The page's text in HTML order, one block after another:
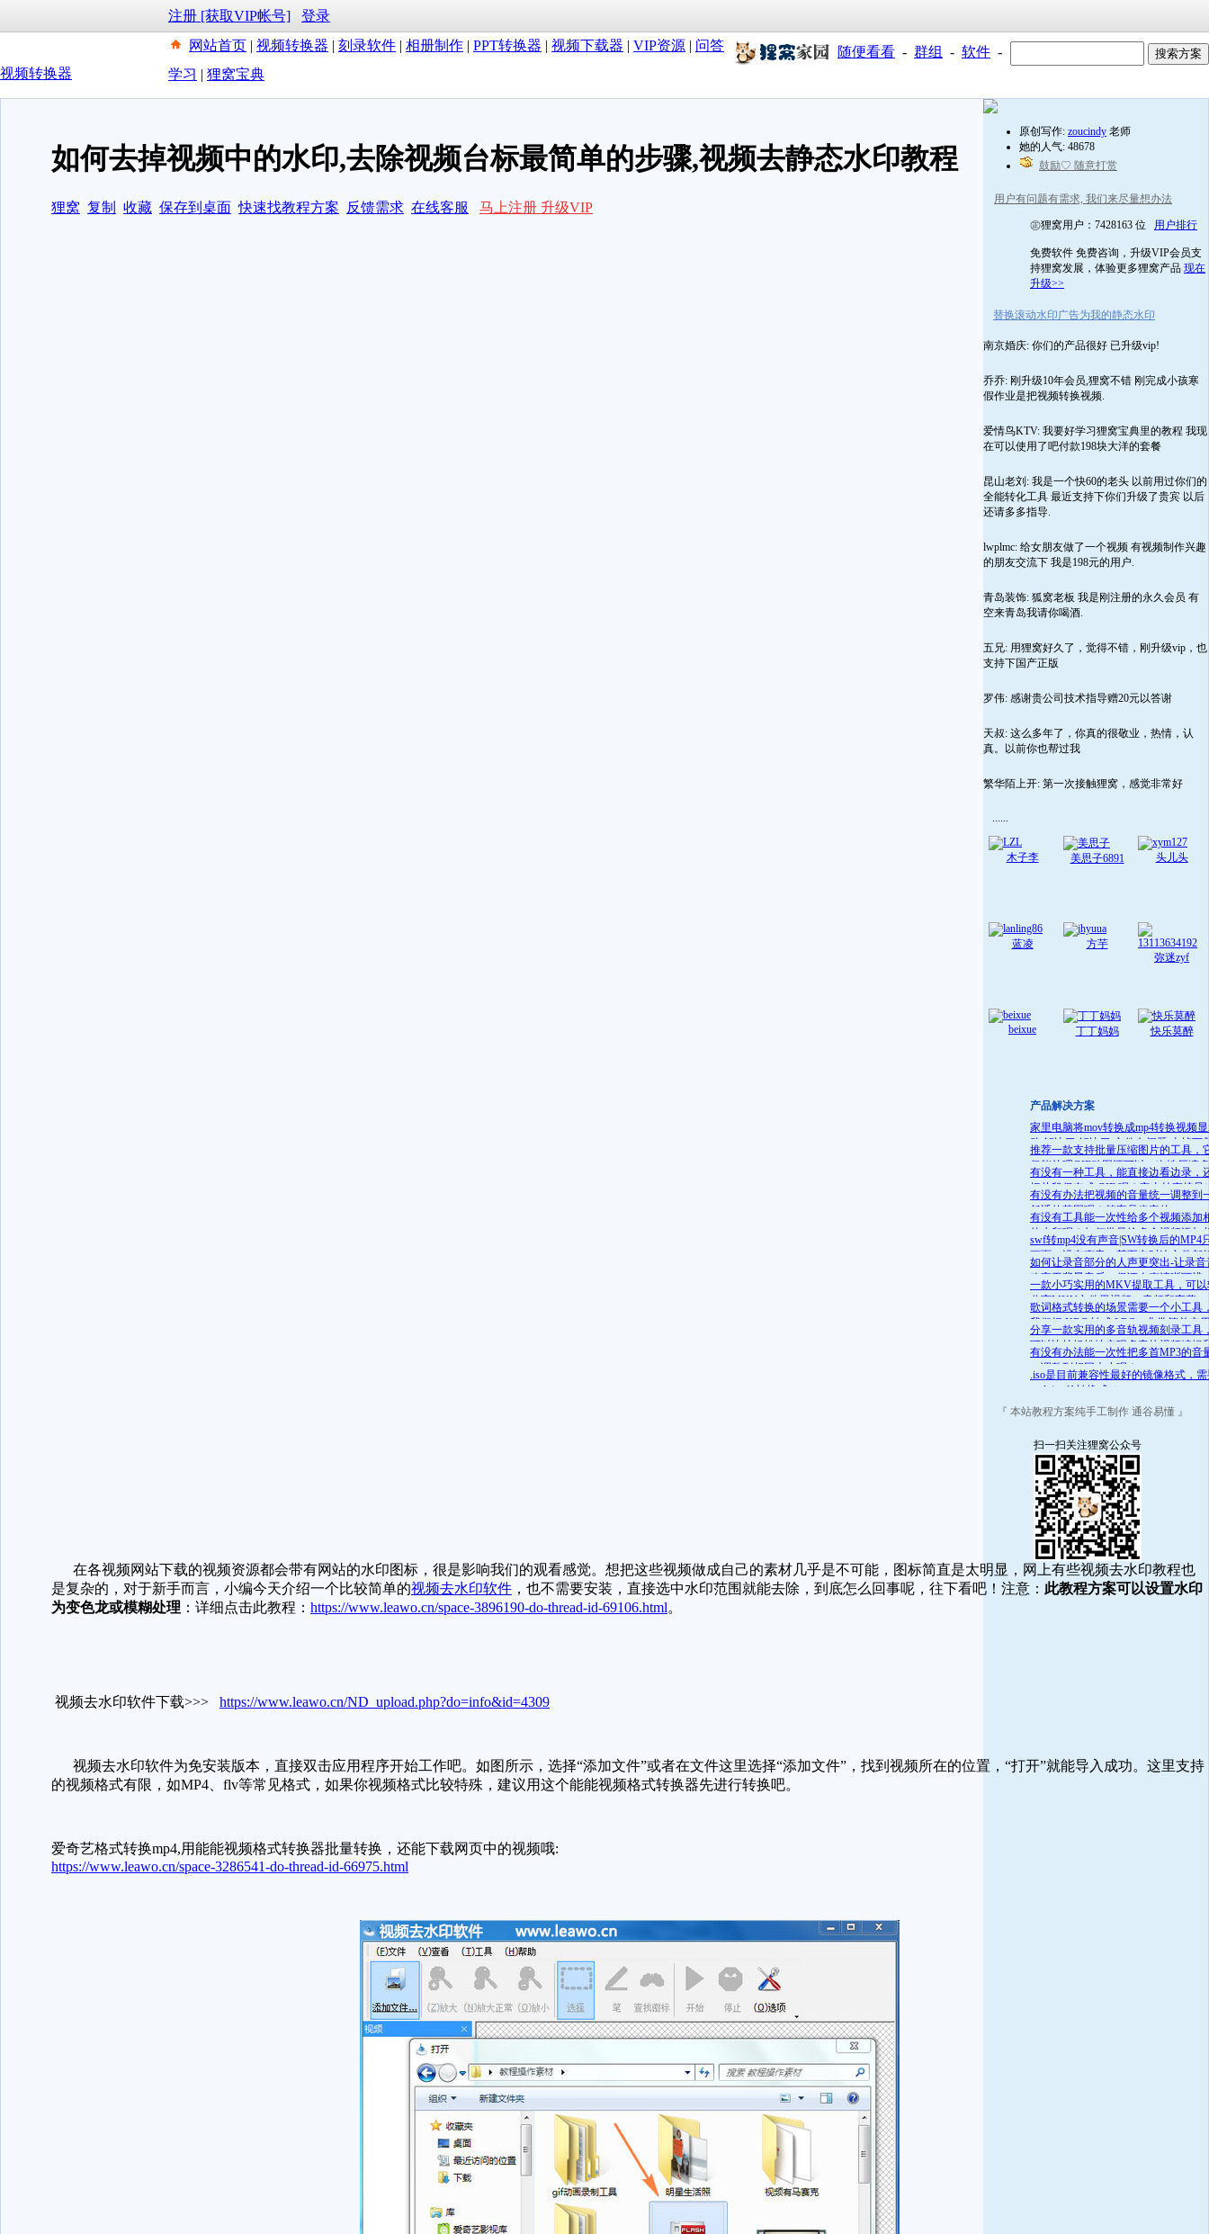
注册 [获取VIP帐号]
登录
网站首页 | 视频转换器 | 刻录软件 | 相册制作 | PPT转换器 | 视频下载器 | VIP资源 | 问答
学习 | 狸窝宝典
随便看看 - 群组 - 软件 -
视频转换器
原创写作: zoucindy 老师
她的人气: 48678
鼓励♡ 随意打赏
用户有问题有需求, 我们来尽量想办法
㊣狸窝用户：7428163 位 用户排行
免费软件 免费咨询，升级VIP会员支
持狸窝发展，体验更多狸窝产品 现在
升级>>
替换滚动水印广告为我的静态水印
南京婚庆: 你们的产品很好 已升级vip!
乔乔: 刚升级10年会员,狸窝不错 刚完成小孩寒
假作业是把视频转换视频.
爱情鸟KTV: 我要好学习狸窝宝典里的教程 我现
在可以使用了吧付款198块大洋的套餐
昆山老刘: 我是一个快60的老头 以前用过你们的
全能转化工具 最近支持下你们升级了贵宾 以后
还请多多指导.
lwplmc: 给女朋友做了一个视频 有视频制作兴趣
的朋友交流下 我是198元的用户.
青岛装饰: 狐窝老板 我是刚注册的永久会员 有
空来青岛我请你喝酒.
五兄: 用狸窝好久了，觉得不错，刚升级vip，也
支持下国产正版
罗伟: 感谢贵公司技术指导赠20元以答谢
天叔: 这么多年了，你真的很敬业，热情，认
真。以前你也帮过我
繁华陌上开: 第一次接触狸窝，感觉非常好
......
木子李 美思子6891 头儿头
蓝凌
方芋
弥迷zyf
beixue 丁丁妈妈 快乐莫醉
产品解决方案
家里电脑将mov转换成mp4转换视频
败 解决了:解决了 文件名问题 去掉下
就可
推荐一款支持批量压缩图片的工具，
仅能处理GIF动图还可以一次性压缩
件
有没有一种工具，能直接边看边录，
把片段保存成 GIF 呢？它支持直接导
GIF 格式，
有没有办法把视频的音量统一调整到
舒适的范围呢？答案是肯定的
有没有工具能一次性给多个视频添加
的水印呢？如何批量给多个视频添加
的水印
swf转mp4没有声音|SW转换后的MP4
画面，没有声音，甚至有时连文件都
开
如何让录音部分的人声更突出-让录音
略高于背景音乐，保证人声清晰可辨
一款小巧实用的MKV提取工具，可
分离MKV文件里视频、音频和字幕
歌词格式转换的场景需要一个小工具
我们把 KRC 转成 LRC，非常简单实
分享一款实用的多音轨视频刻录工具
可以比较轻松地实现多音轨视频编辑
录
有没有办法能一次性把多首MP3的音
一调整到相同大小呢？
.iso是目前兼容性最好的镜像格式，
.mds/.mdf 转换成 .iso
『 本站教程方案纯手工制作 通谷易懂 』
扫一扫关注狸窝公众号
如何去掉视频中的水印,去除视频台标最简单的步骤,视频去静态水印教程
狸窝 复制 收藏 保存到桌面 快速找教程方案 反馈需求 在线客服 马上注册 升级VIP
在各视频网站下载的视频资源都会带有网站的水印图标，很是影响我们的观看感觉。想把这些视频做成自己的素材几乎是不可能，图标简直是太明显，网上有些视频去水印教程也
是复杂的，对于新手而言，小编今天介绍一个比较简单的视频去水印软件 ，也不需要安装，直接选中水印范围就能去除，到底怎么回事呢，往下看吧！注意： 此教程方案可以设置水印
为变色龙或模糊处理 ：详细点击此教程： https://www.leawo.cn/space-3896190-do-thread-id-69106.html。
视频去水印软件下载>>> https://www.leawo.cn/ND_upload.php?do=info&id=4309
视频去水印软件为免安装版本，直接双击应用程序开始工作吧。如图所示，选择“添加文件”或者在文件这里选择“添加文件”，找到视频所在的位置，“打开”就能导入成功。这里支持
的视频格式有限，如MP4、flv等常见格式，如果你视频格式比较特殊，建议用这个能能视频格式转换器先进行转换吧。
爱奇艺格式转换mp4,用能能视频格式转换器批量转换，还能下载网页中的视频哦:
https://www.leawo.cn/space-3286541-do-thread-id-66975.html